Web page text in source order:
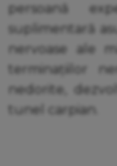
persoană
suplimentară
nervoase ale
terminațiilor
nedorite,
tunel carpian.